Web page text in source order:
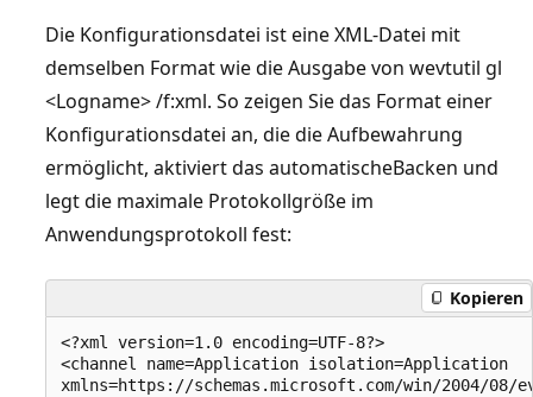
Die Konfigurationsdatei ist eine XML-Datei mit
demselben Format wie die Ausgabe von wevtutil gl
<Logname> /f:xml. So zeigen Sie das Format einer
Konfigurationsdatei an, die die Aufbewahrung
ermöglicht, aktiviert das automatischeBacken und
legt die maximale Protokollgröße im
Anwendungsprotokoll fest:
Kopieren
<?xml version=1.0 encoding=UTF-8?>
<channel name=Application isolation=Application
xmlns=https://schemas.microsoft.com/win/2004/08/